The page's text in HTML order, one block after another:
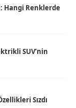
Hangi Renklerde
SUV’nin
Sızdı